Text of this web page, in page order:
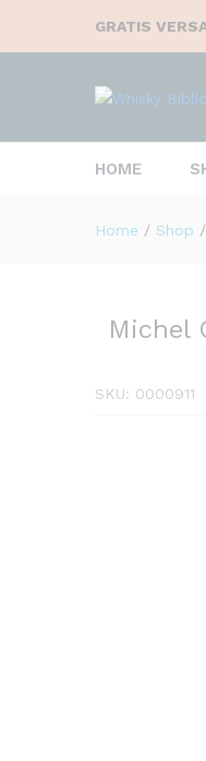
GRATIS
HOME
Home / Shop /
Michel
SKU: 0000911